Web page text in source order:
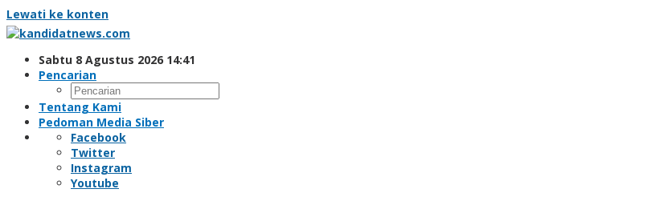
Lewati ke konten
Sabtu 8 Agustus 2026 14:41
Pencarian
Tentang Kami
Pedoman Media Siber
Facebook
Twitter
Instagram
Youtube